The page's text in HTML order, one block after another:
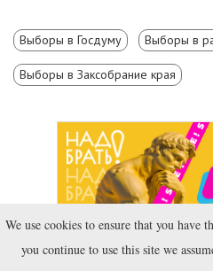
Выборы в Госдуму Выборы в
Выборы в Заксобрание края
We use cookies to ensure that you have
you continue to use this site we